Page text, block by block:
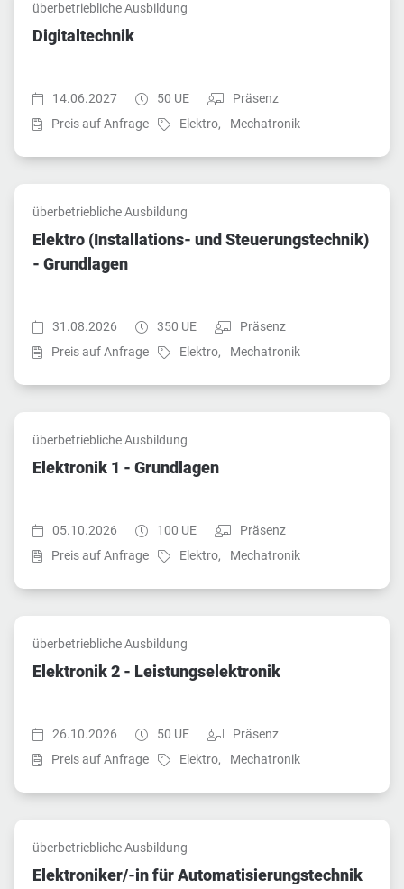
überbetriebliche Ausbildung
Digitaltechnik
Startzeit:
14.06.2027 Dauer:
50 UE Teilnahmeart:
Präsenz
Preis auf Anfrage
Fach:
Elektro, Fach:
Mechatronik
überbetriebliche Ausbildung
Elektro (Installations- und Steuerungstechnik)
- Grundlagen
Startzeit:
31.08.2026 Dauer:
350 UE Teilnahmeart:
Präsenz
Preis auf Anfrage
Fach:
Elektro, Fach:
Mechatronik
überbetriebliche Ausbildung
Elektronik 1 - Grundlagen
Startzeit:
05.10.2026 Dauer:
100 UE Teilnahmeart:
Präsenz
Preis auf Anfrage
Fach:
Elektro, Fach:
Mechatronik
überbetriebliche Ausbildung
Elektronik 2 - Leistungselektronik
Startzeit:
26.10.2026 Dauer:
50 UE Teilnahmeart:
Präsenz
Preis auf Anfrage
Fach:
Elektro, Fach:
Mechatronik
überbetriebliche Ausbildung
Elektroniker/-in für Automatisierungstechnik